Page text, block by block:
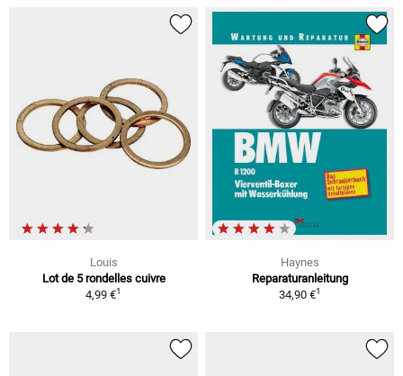
Louis
Lot de 5 rondelles cuivre
4,99 €1
Haynes
Reparaturanleitung
34,90 €1